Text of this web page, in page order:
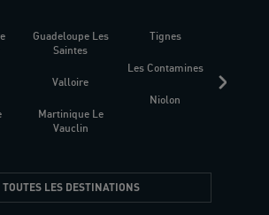
Guadeloupe Les
Saintes
Valloire
Martinique Le
Vauclin
Tignes
Les Contamines
Niolon
TOUTES LES DESTINATIONS